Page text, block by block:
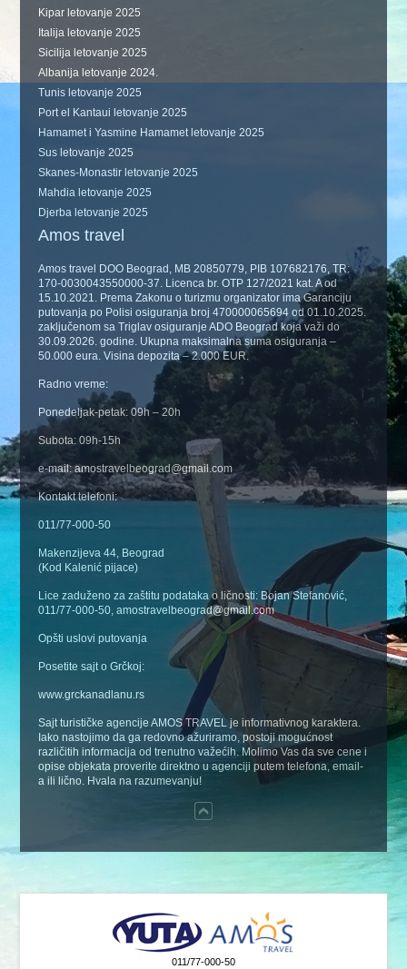
Kipar letovanje 2025
Italija letovanje 2025
Sicilija letovanje 2025
Albanija letovanje 2024.
Tunis letovanje 2025
Port el Kantaui letovanje 2025
Hamamet i Yasmine Hamamet letovanje 2025
Sus letovanje 2025
Skanes-Monastir letovanje 2025
Mahdia letovanje 2025
Djerba letovanje 2025
Amos travel
Amos travel DOO Beograd, MB 20850779, PIB 107682176, TR:
170-0030043550000-37. Licenca br. OTP 127/2021 kat. A od
15.10.2021. Prema Zakonu o turizmu organizator ima Garanciju
putovanja po Polisi osiguranja broj 470000065694 od 01.10.2025.
zaključenom sa Triglav osiguranje ADO Beograd koja važi do
30.09.2026. godine. Ukupna maksimalna suma osiguranja –
50.000 eura. Visina depozita – 2.000 EUR.
Radno vreme:
Ponedeljak-petak: 09h – 20h
Subota: 09h-15h
e-mail: amostravelbeograd@gmail.com
Kontakt telefoni:
011/77-000-50
Makenzijeva 44, Beograd
(Kod Kalenić pijace)
Lice zaduženo za zaštitu podataka o ličnosti: Bojan Stefanović,
011/77-000-50, amostravelbeograd@gmail.com
Opšti uslovi putovanja
Posetite sajt o Grčkoj:
www.grckanadlanu.rs
Sajt turističke agencije AMOS TRAVEL je informativnog karaktera.
Iako nastojimo da ga redovno ažuriramo, postoji mogućnost
različitih informacija od trenutno važećih. Molimo Vas da sve cene i
opise objekata proverite direktno u agenciji putem telefona, email-
a ili lično. Hvala na razumevanju!
011/77-000-50